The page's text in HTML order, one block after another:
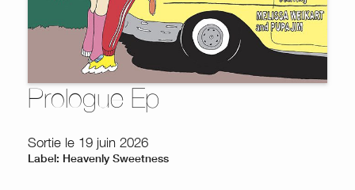
Prologue Ep
Sortie le 19 juin 2026
Label: Heavenly Sweetness